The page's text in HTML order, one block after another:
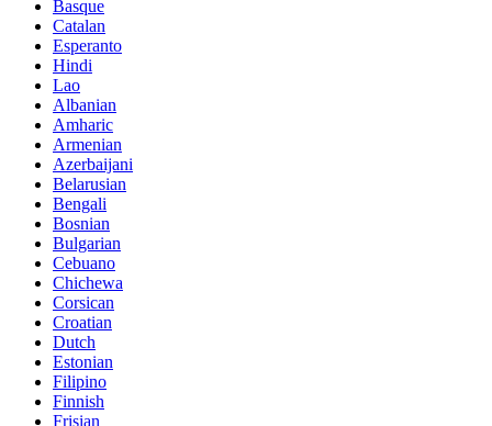
Basque
Catalan
Esperanto
Hindi
Lao
Albanian
Amharic
Armenian
Azerbaijani
Belarusian
Bengali
Bosnian
Bulgarian
Cebuano
Chichewa
Corsican
Croatian
Dutch
Estonian
Filipino
Finnish
Frisian